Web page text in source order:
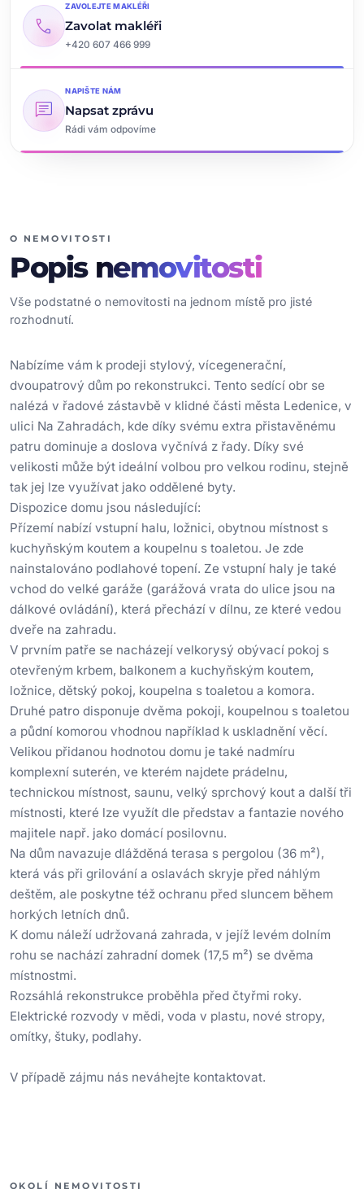
call
ZAVOLEJTE MAKLÉŘI
Zavolat makléři
+420 607 466 999
chat
NAPIŠTE NÁM
Napsat zprávu
Rádi vám odpovíme
O NEMOVITOSTI
Popis nemovitosti
Vše podstatné o nemovitosti na jednom místě pro jisté
rozhodnutí.
Nabízíme vám k prodeji stylový, vícegenerační,
dvoupatrový dům po rekonstrukci. Tento sedící obr se
nalézá v řadové zástavbě v klidné části města Ledenice, v
ulici Na Zahradách, kde díky svému extra přistavěnému
patru dominuje a doslova vyčnívá z řady. Díky své
velikosti může být ideální volbou pro velkou rodinu, stejně
tak jej lze využívat jako oddělené byty.
Dispozice domu jsou následující:
Přízemí nabízí vstupní halu, ložnici, obytnou místnost s
kuchyňským koutem a koupelnu s toaletou. Je zde
nainstalováno podlahové topení. Ze vstupní haly je také
vchod do velké garáže (garážová vrata do ulice jsou na
dálkové ovládání), která přechází v dílnu, ze které vedou
dveře na zahradu.
V prvním patře se nacházejí velkorysý obývací pokoj s
otevřeným krbem, balkonem a kuchyňským koutem,
ložnice, dětský pokoj, koupelna s toaletou a komora.
Druhé patro disponuje dvěma pokoji, koupelnou s toaletou
a půdní komorou vhodnou například k uskladnění věcí.
Velikou přidanou hodnotou domu je také nadmíru
komplexní suterén, ve kterém najdete prádelnu,
technickou místnost, saunu, velký sprchový kout a další tři
místnosti, které lze využít dle představ a fantazie nového
majitele např. jako domácí posilovnu.
Na dům navazuje dlážděná terasa s pergolou (36 m²),
která vás při grilování a oslavách skryje před náhlým
deštěm, ale poskytne též ochranu před sluncem během
horkých letních dnů.
K domu náleží udržovaná zahrada, v jejíž levém dolním
rohu se nachází zahradní domek (17,5 m²) se dvěma
místnostmi.
Rozsáhlá rekonstrukce proběhla před čtyřmi roky.
Elektrické rozvody v mědi, voda v plastu, nové stropy,
omítky, štuky, podlahy.
V případě zájmu nás neváhejte kontaktovat.
OKOLÍ NEMOVITOSTI